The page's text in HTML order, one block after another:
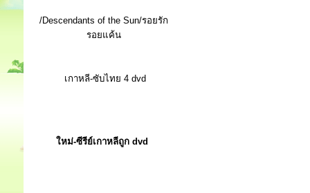
/Descendants of the Sun/รอยรัก
รอยแค้น
เกาหลี-ซับไทย 4 dvd
ใหม่-ซีรีย์เกาหลีถูก dvd